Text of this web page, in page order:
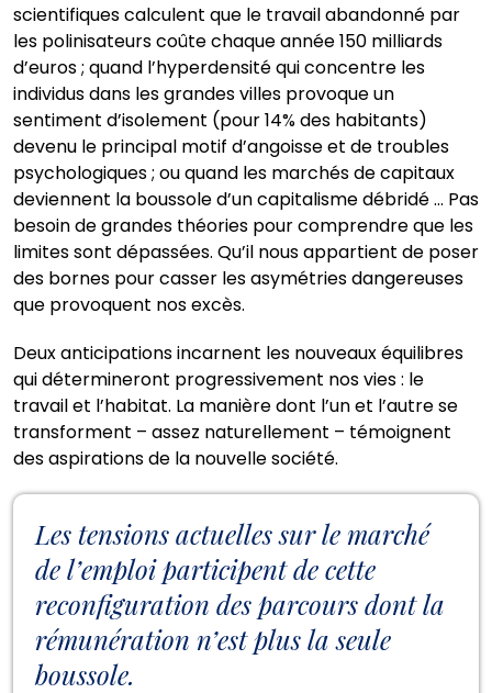
scientifiques calculent que le travail abandonné par
les polinisateurs coûte chaque année 150 milliards
d’euros ; quand l’hyperdensité qui concentre les
individus dans les grandes villes provoque un
sentiment d’isolement (pour 14% des habitants)
devenu le principal motif d’angoisse et de troubles
psychologiques ; ou quand les marchés de capitaux
deviennent la boussole d’un capitalisme débridé … Pas
besoin de grandes théories pour comprendre que les
limites sont dépassées. Qu’il nous appartient de poser
des bornes pour casser les asymétries dangereuses
que provoquent nos excès.
Deux anticipations incarnent les nouveaux équilibres
qui détermineront progressivement nos vies : le
travail et l’habitat. La manière dont l’un et l’autre se
transforment – assez naturellement – témoignent
des aspirations de la nouvelle société.
Les tensions actuelles sur le marché
de l’emploi participent de cette
reconfiguration des parcours dont la
rémunération n’est plus la seule
boussole.